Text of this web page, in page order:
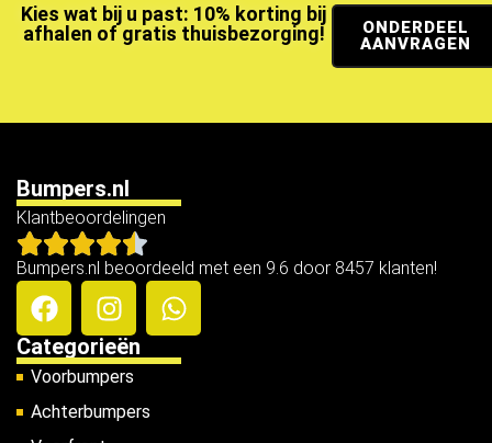
Kies wat bij u past: 10% korting bij
afhalen of gratis thuisbezorging!
ONDERDEEL
AANVRAGEN
Bumpers.nl
Klantbeoordelingen
Bumpers.nl beoordeeld met een 9.6 door 8457 klanten!
Categorieën
Voorbumpers
Achterbumpers